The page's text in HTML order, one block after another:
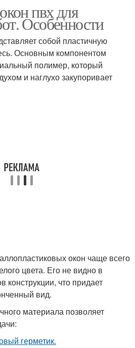
Окна на зиму
пвх для
Особенности
собой пластичную
Основным компонентом
полимер, который
и наглухо закупоривает
окон чаще всего
цвета. Его не видно в
конструкции, что придает
вид.
материала позволяет